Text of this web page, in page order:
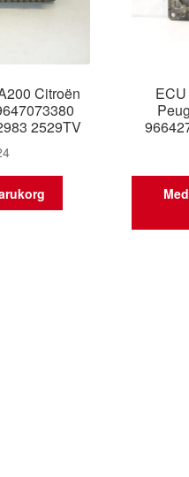
Citroën
2529TV